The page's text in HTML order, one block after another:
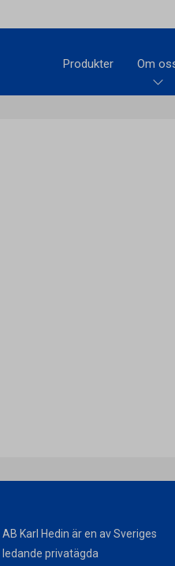
Produkter Om
AB Karl Hedin är en av Sveriges
ledande privatägda